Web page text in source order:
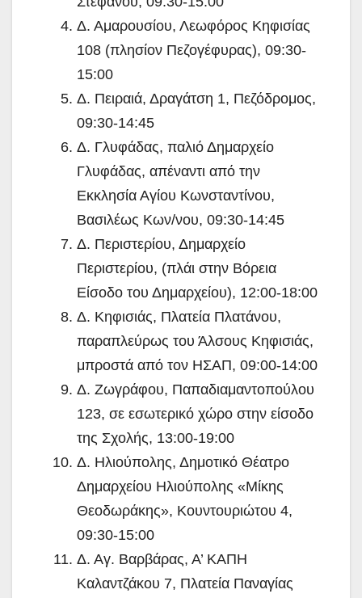
Δ. Αμαρουσίου, Λεωφόρος Κηφισίας
108 (πλησίον Πεζογέφυρας), 09:30-
15:00
Δ. Πειραιά, Δραγάτση 1, Πεζόδρομος,
09:30-14:45
Δ. Γλυφάδας, παλιό Δημαρχείο
Γλυφάδας, απέναντι από την
Εκκλησία Αγίου Κωνσταντίνου,
Βασιλέως Κων/νου, 09:30-14:45
Δ. Περιστερίου, Δημαρχείο
Περιστερίου, (πλάι στην Βόρεια
Είσοδο του Δημαρχείου), 12:00-18:00
Δ. Κηφισιάς, Πλατεία Πλατάνου,
παραπλεύρως του Άλσους Κηφισιάς,
μπροστά από τον ΗΣΑΠ, 09:00-14:00
Δ. Ζωγράφου, Παπαδιαμαντοπούλου
123, σε εσωτερικό χώρο στην είσοδο
της Σχολής, 13:00-19:00
Δ. Ηλιούπολης, Δημοτικό Θέατρο
Δημαρχείου Ηλιούπολης «Μίκης
Θεοδωράκης», Κουντουριώτου 4,
09:30-15:00
Δ. Αγ. Βαρβάρας, Α’ ΚΑΠΗ
Καλαντζάκου 7, Πλατεία Παναγίας